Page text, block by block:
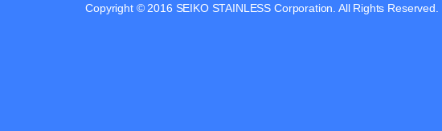
Copyright © 2016 SEIKO STAINLESS Corporation. All Rights Reserved.